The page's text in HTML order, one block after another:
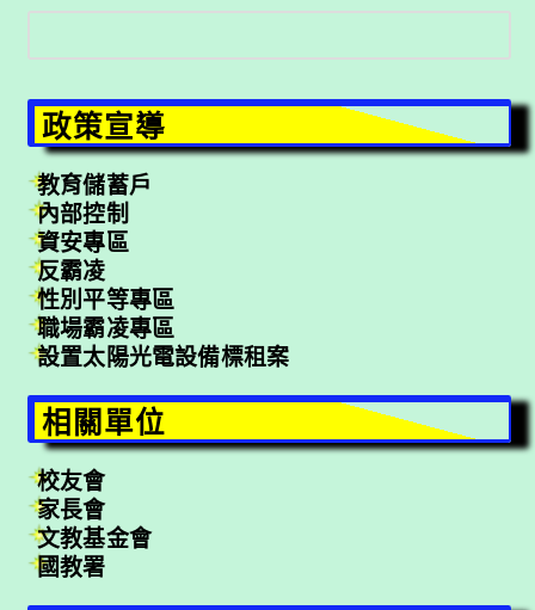
搜
尋
政策宣導
教育儲蓄戶
內部控制
資安專區
反霸凌
性別平等專區
職場霸凌專區
設置太陽光電設備標租案
相關單位
校友會
家長會
文教基金會
國教署